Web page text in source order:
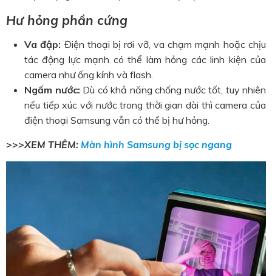
Hư hỏng phần cứng
Va đập: Điện thoại bị rơi vỡ, va chạm mạnh hoặc chịu
tác động lực mạnh có thể làm hỏng các linh kiện của
camera như ống kính và flash.
Ngấm nước: Dù có khả năng chống nước tốt, tuy nhiên
nếu tiếp xúc với nước trong thời gian dài thì camera của
điện thoại Samsung vẫn có thể bị hư hỏng.
>>>XEM THÊM: Màn hình Samsung bị sọc ngang